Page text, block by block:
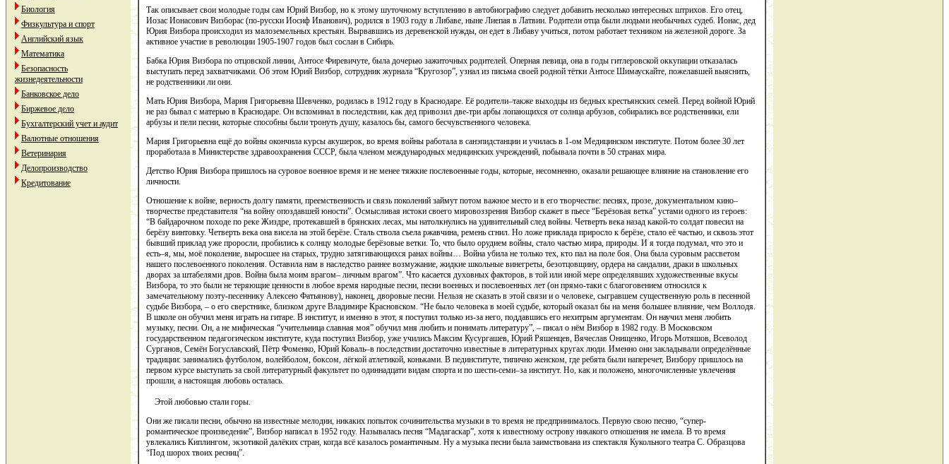
Биология
Физкультура и спорт
Английский язык
Математика
Безопасность
жизнедеятельности
Банковское дело
Биржевое дело
Бухгалтерский учет и аудит
Валютные отношения
Ветеринария
Делопроизводство
Кредитование
Так описывает свои молодые годы сам Юрий Визбор, но к этому шуточному вступлению в автобиографию следует добавить несколько интересных штрихов. Его отец,
Иозас Ионасович Визборас (по-русски Иосиф Иванович), родился в 1903 году в Либаве, ныне Лиепая в Латвии. Родители отца были людьми необычных судеб. Ионас, дед
Юрия Визбора происходил из малоземельных крестьян. Вырвавшись из деревенской нужды, он едет в Либаву учиться, потом работает техником на железной дороге. За
активное участие в революции 1905-1907 годов был сослан в Сибирь.
Бабка Юрия Визбора по отцовской линии, Антосе Фиревичуте, была дочерью зажиточных родителей. Оперная певица, она в годы гитлеровской оккупации отказалась
выступать перед захватчиками. Об этом Юрий Визбор, сотрудник журнала “Кругозор”, узнал из письма своей родной тётки Антосе Шимаускайте, пожелавшей выяснить,
не родственники ли они.
Мать Юрия Визбора, Мария Григорьевна Шевченко, родилась в 1912 году в Краснодаре. Её родители–также выходцы из бедных крестьянских семей. Перед войной Юрий
не раз бывал с матерью в Краснодаре. Он вспоминал в последствии, как дед привозил две-три арбы лопающихся от солнца арбузов, собирались все родственники, ели
арбузы и пели песни, которые способны были тронуть душу, казалось бы, самого бесчувственного человека.
Мария Григорьевна ещё до войны окончила курсы акушерок, во время войны работала в санэпидстанции и училась в 1-ом Медицинском институте. Потом более 30 лет
проработала в Министерстве здравоохранения СССР, была членом международных медицинских учреждений, побывала почти в 50 странах мира.
Детство Юрия Визбора пришлось на суровое военное время и не менее тяжкие послевоенные годы, которые, несомненно, оказали решающее влияние на становление его
личности.
Отношение к войне, верность долгу памяти, преемственность и связь поколений займут потом важное место и в его творчестве: песнях, прозе, документальном кино–
творчестве представителя “на войну опоздавшей юности”. Осмысливая истоки своего мировоззрения Визбор скажет в пьесе “Берёзовая ветка” устами одного из героев:
“В байдарочном походе по реке Жиздре, протекавшей в брянских лесах, мы натолкнулись на удивительный след войны. Четверть века назад какой-то солдат повесил на
берёзу винтовку. Четверть века она висела на этой берёзе. Сталь ствола съела ржавчина, ремень сгнил. Но ложе приклада приросло к берёзе, стало её частью, и сквозь этот
бывший приклад уже проросли, пробились к солнцу молодые берёзовые ветки. То, что было орудием войны, стало частью мира, природы. И я тогда подумал, что это и
есть–я, мы, моё поколение, выросшее на старых, трудно затягивающихся ранах войны… Война убила не только тех, кто пал на поле боя. Она была суровым рассветом
нашего послевоенного поколения. Оставила нам в наследство раннее возмужание, жидкие школьные винегреты, безотцовщину, ордера на сандалии, драки в школьных
дворах за штабелями дров. Война была моим врагом– личным врагом”. Что касается духовных факторов, в той или иной мере определявших художественные вкусы
Визбора, то это были не теряющие ценности в любое время народные песни, песни военных и послевоенных лет (он прямо-таки с благоговением относился к
замечательному поэту-песеннику Алексею Фатьянову), наконец, дворовые песни. Нельзя не сказать в этой связи и о человеке, сыгравшем существенную роль в песенной
судьбе Визбора, – о его сверстнике, близком друге Владимире Красновском. “Не было человека в моей судьбе, который оказал бы на меня большее влияние, чем Воллодя.
В школе он обучил меня играть на гитаре. В институт, и именно в этот, я поступил только из-за него, поддавшись его нехитрым аргументам. Он научил меня любить
музыку, песни. Он, а не мифическая “учительница славная моя” обучил мня любить и понимать литературу”, – писал о нём Визбор в 1982 году. В Московском
государственном педагогическом институте, куда поступил Визбор, уже учились Максим Кусургашев, Юрий Ряшенцев, Вячеслав Онищенко, Игорь Мотяшов, Всеволод
Сурганов, Семён Богуславский, Пётр Фоменко, Юрий Коваль–в последствии достаточно известные в литературных кругах люди. Именно они закладывали определённые
традиции: занимались футболом, волейболом, боксом, лёгкой атлетикой, коньками. В пединституте, типично женском, где ребята были наперечет, Визбору пришлось на
первом курсе выступать за свой литературный факультет по одиннадцати видам спорта и по шести-семи–за институт. Но, как и положено, многочисленные увлечения
прошли, а настоящая любовь осталась.
Этой любовью стали горы.
Они же писали песни, обычно на известные мелодии, никаких попыток сочинительства музыки в то время не предпринималось. Первую свою песню, “супер-
романтическое произведение”, Визбор написал в 1952 году. Называлась песня “Мадагаскар”, хотя к известному острову никакого отношения не имела. В то время
увлекались Киплингом, экзотикой далёких стран, когда всё казалось романтичным. Ну а музыка песни была заимствована из спектакля Кукольного театра С. Образцова
“Под шорох твоих ресниц”.